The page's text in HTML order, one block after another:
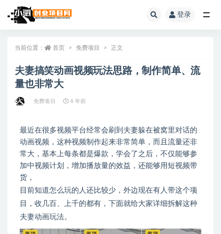
登录
当前位置： 首页 免费项目 正文
夫妻搞笑动画视频玩法思路，制作简单、流
量也非常大
免费项目 4 年前
最近在很多视频平台经常会刷到夫妻躲在被窝里对话的
动画视频，这种视频制作起来非常简单，而且流量还非
常大，基本上每条都是爆款，学会了之后，不仅能够参
加中视频计划，增加播放量的效益，还能够用短视频带
货，
目前知道怎么玩的人还比较少，外边现在有人带这个项
目，收几百、上千的都有，下面就给大家详细拆解这种
夫妻动画玩法。